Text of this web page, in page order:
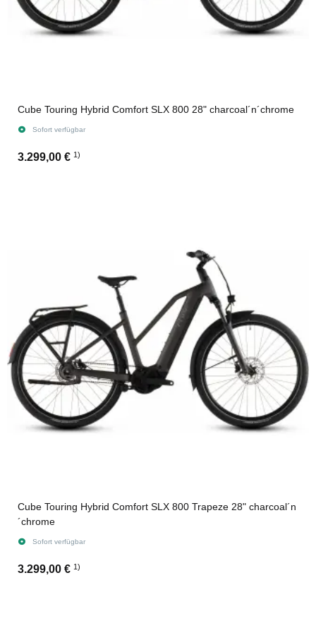
Cube Touring Hybrid Comfort SLX 800 28" charcoal´n´chrome
Sofort verfügbar
3.299,00 € 1)
Cube Touring Hybrid Comfort SLX 800 Trapeze 28" charcoal´n
´chrome
Sofort verfügbar
3.299,00 € 1)